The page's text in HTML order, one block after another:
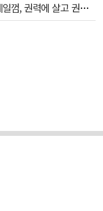
홍준표, 한동훈 맹폭…"조선제일껌, 권력에 살고 권력에 죽었다"